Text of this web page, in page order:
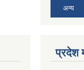
अन्य
प्रदेश